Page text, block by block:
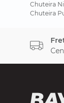
Chuteira
Chuteira